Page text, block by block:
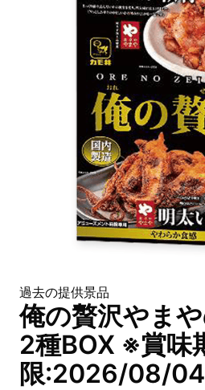
過去の提供景品
俺の贅沢やま
2種BOX ※賞味
限:2026/08/04